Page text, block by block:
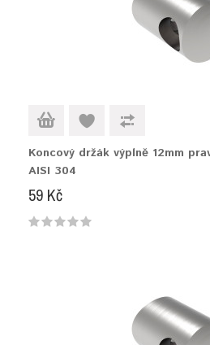
Koncový držák výplně 12mm
AISI 304
59 Kč